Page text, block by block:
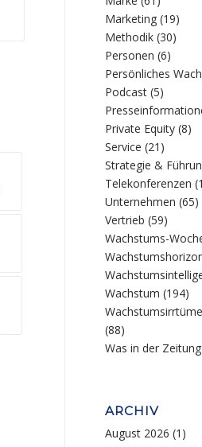
Marketing (19)
Methodik (30)
Personen (6)
Persönliches
Podcast (5)
Private Equity (8)
Service (21)
Strategie &
Telekonferenzen
Unternehmen (65)
Vertrieb (59)
Wachstums-
Wachstum (194)
(88)
Was in der
ARCHIV
August 2026 (1)